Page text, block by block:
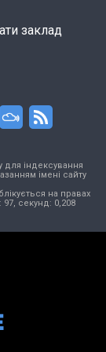
заклад
для індексування
імені сайту
на правах
97, секунд: 0,208